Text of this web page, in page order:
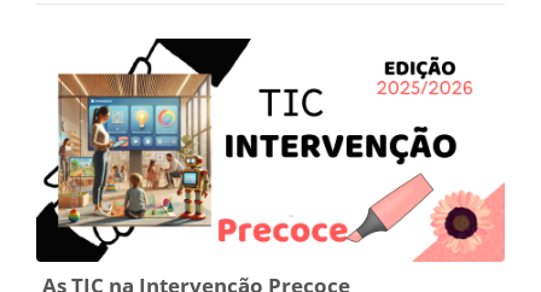
As TIC na Intervenção Precoce